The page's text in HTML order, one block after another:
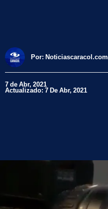
Por: Noticiascaracol.com
7 de Abr, 2021
Actualizado: 7 De Abr, 2021